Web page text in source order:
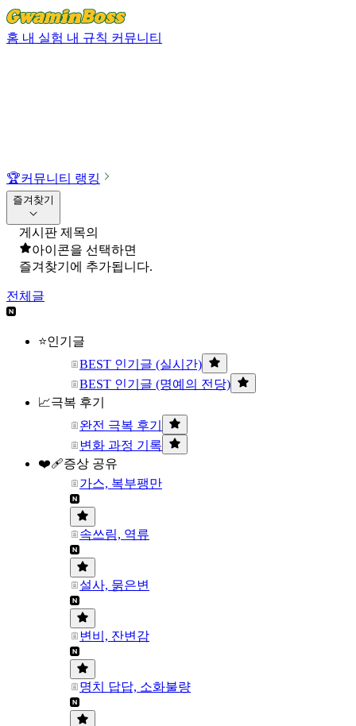
홈 내 실험 내 규칙 커뮤니티
🏆커뮤니티 랭킹
즐겨찾기
게시판 제목의
아이콘을 선택하면
즐겨찾기에 추가됩니다.
전체글
⭐인기글
BEST 인기글 (실시간)
BEST 인기글 (명예의 전당)
📈극복 후기
완전 극복 후기
변화 과정 기록
❤️‍🩹증상 공유
가스, 복부팽만
속쓰림, 역류
설사, 묽은변
변비, 잔변감
명치 답답, 소화불량